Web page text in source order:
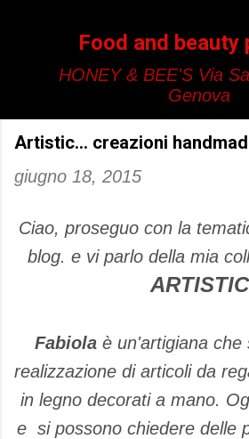
Food and beauty
HONEY & BEE'S Via
Genova
Artistic... creazioni
giugno 18, 2015
Ciao, proseguo con la
blog. e vi parlo della mia
ARTISTIC
Fabiola è un'artigiana che
realizzazione di articoli da
in legno decorati a mano.
e si possono chiedere delle